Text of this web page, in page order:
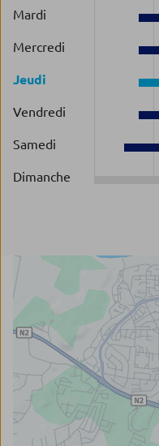
Mardi
Mercredi
Jeudi
Vendredi
Samedi
Dimanche